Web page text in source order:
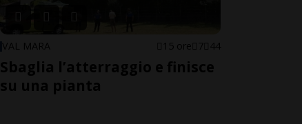
VAL MARA 15 ore 7 44
Sbaglia l’atterraggio e finisce
su una pianta